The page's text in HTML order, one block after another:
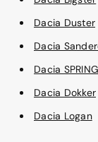
Dacia Duster
Dacia
Dacia SPRING
Dacia Dokker
Dacia Logan